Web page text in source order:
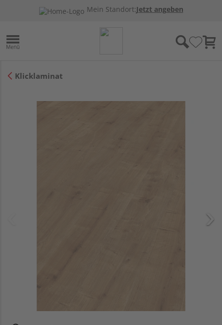
Mein Standort:Jetzt angeben
Klicklaminat